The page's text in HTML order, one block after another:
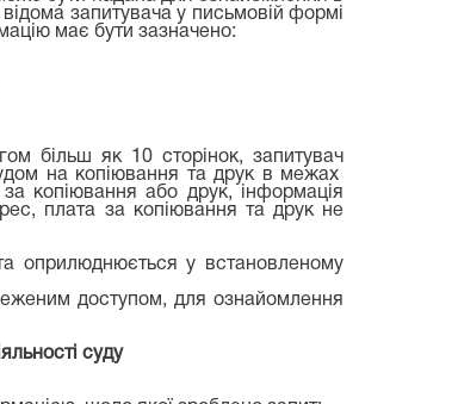
запитувача у письмовій формі
має бути зазначено:
більш як 10 сторінок, запитувач
на копіювання та друк в межах
копіювання або друк, інформація
плата за копіювання та друк не
оприлюднюється у встановленому
доступом, для ознайомлення
суду